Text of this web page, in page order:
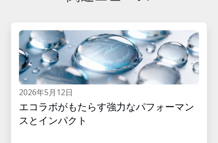
2026年5月12日
エコラボがもたらす強力なパフォーマン
スとインパクト